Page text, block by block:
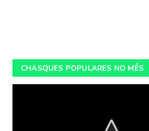
CHASQUES POPULARES NO MÊS